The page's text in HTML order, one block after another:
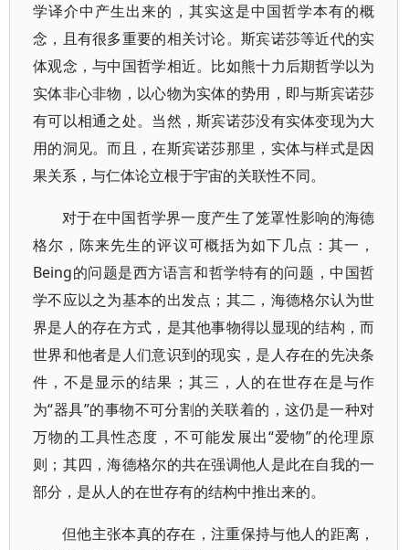
学译介中产生出来的，其实这是中国哲学本有的概
念，且有很多重要的相关讨论。斯宾诺莎等近代的实
体观念，与中国哲学相近。比如熊十力后期哲学以为
实体非心非物，以心物为实体的势用，即与斯宾诺莎
有可以相通之处。当然，斯宾诺莎没有实体变现为大
用的洞见。而且，在斯宾诺莎那里，实体与样式是因
果关系，与仁体论立根于宇宙的关联性不同。
对于在中国哲学界一度产生了笼罩性影响的海德
格尔，陈来先生的评议可概括为如下几点：其一，
Being的问题是西方语言和哲学特有的问题，中国哲
学不应以之为基本的出发点；其二，海德格尔认为世
界是人的存在方式，是其他事物得以显现的结构，而
世界和他者是人们意识到的现实，是人存在的先决条
件，不是显示的结果；其三，人的在世存在是与作
为“器具”的事物不可分割的关联着的，这仍是一种对
万物的工具性态度，不可能发展出“爱物”的伦理原
则；其四，海德格尔的共在强调他人是此在自我的一
部分，是从人的在世存有的结构中推出来的。
但他主张本真的存在，注重保持与他人的距离，